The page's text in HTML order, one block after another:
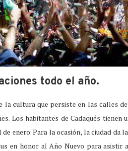
todo el año.
la cultura que persiste en las calles
Los habitantes de Cadaqués
de enero. Para la ocasión, la ciudad da
en honor al Año Nuevo para asistir